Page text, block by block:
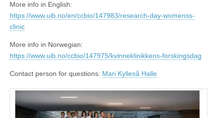
More info in English:
https://www.uib.no/en/ccbio/147983/research-day-womenss-
clinic
More info in Norwegian:
https://www.uib.no/ccbio/147975/kvinneklinikkens-forskingsdag
Contact person for questions: Mari Kylleså Halle